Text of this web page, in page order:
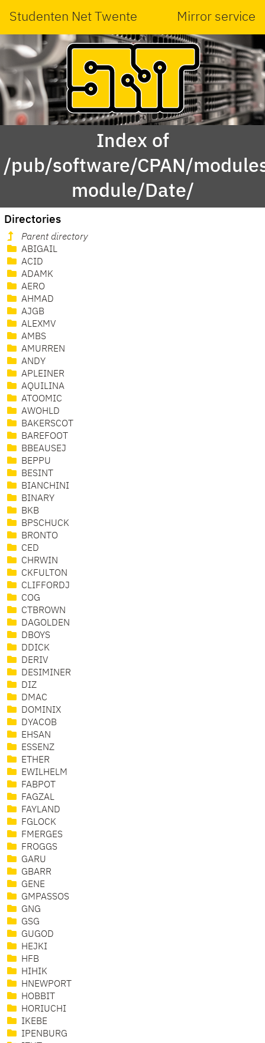
Studenten Net Twente Mirror service
Index of
/pub/software/CPAN/
module/Date/
Directories
Parent directory
ABIGAIL
ACID
ADAMK
AERO
AHMAD
AJGB
ALEXMV
AMBS
AMURREN
ANDY
APLEINER
AQUILINA
ATOOMIC
AWOHLD
BAKERSCOT
BAREFOOT
BBEAUSEJ
BEPPU
BESINT
BIANCHINI
BINARY
BKB
BPSCHUCK
BRONTO
CED
CHRWIN
CKFULTON
CLIFFORDJ
COG
CTBROWN
DAGOLDEN
DBOYS
DDICK
DERIV
DESIMINER
DIZ
DMAC
DOMINIX
DYACOB
EHSAN
ESSENZ
ETHER
EWILHELM
FABPOT
FAGZAL
FAYLAND
FGLOCK
FMERGES
FROGGS
GARU
GBARR
GENE
GMPASSOS
GNG
GSG
GUGOD
HEJKI
HFB
HIHIK
HNEWPORT
HOBBIT
HORIUCHI
IKEBE
IPENBURG